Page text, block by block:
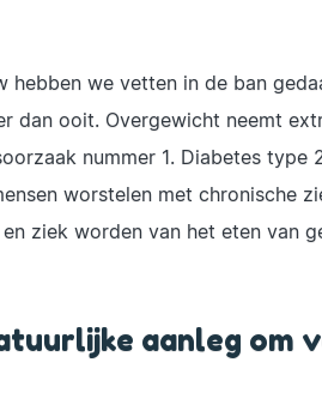
hebben we vetten in de ban
dan ooit. Overgewicht neemt
nummer 1. Diabetes type
worstelen met chronische
ziek worden van het eten van
aanleg om